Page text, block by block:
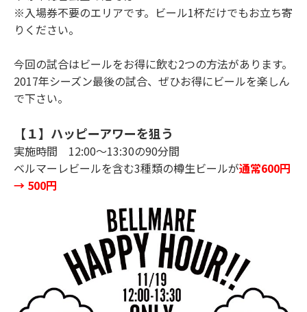
※入場券不要のエリアです。ビール1杯だけでもお立ち寄
りください。
今回の試合はビールをお得に飲む2つの方法があります。
2017年シーズン最後の試合、ぜひお得にビールを楽しん
で下さい。
【１】ハッピーアワーを狙う
実施時間 12:00～13:30の90分間
ベルマーレビールを含む3種類の樽生ビールが通常600円
→ 500円